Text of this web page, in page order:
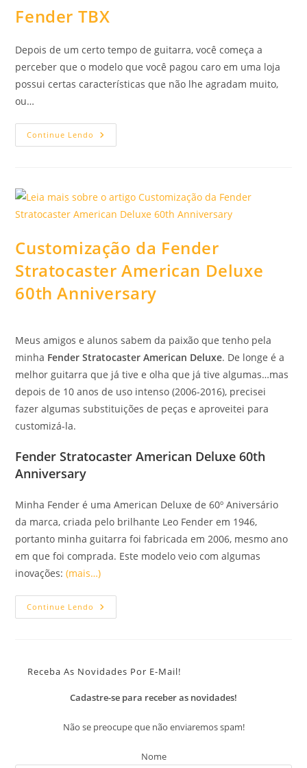
Fender TBX
Depois de um certo tempo de guitarra, você começa a
perceber que o modelo que você pagou caro em uma loja
possui certas características que não lhe agradam muito,
ou…
Continue Lendo Fender
TBX
Customização da Fender
Stratocaster American Deluxe
60th Anniversary
Meus amigos e alunos sabem da paixão que tenho pela
minha Fender Stratocaster American Deluxe. De longe é a
melhor guitarra que já tive e olha que já tive algumas…mas
depois de 10 anos de uso intenso (2006-2016), precisei
fazer algumas substituições de peças e aproveitei para
customizá-la.
Fender Stratocaster American Deluxe 60th
Anniversary
Minha Fender é uma American Deluxe de 60º Aniversário
da marca, criada pelo brilhante Leo Fender em 1946,
portanto minha guitarra foi fabricada em 2006, mesmo ano
em que foi comprada. Este modelo veio com algumas
inovações:(mais…)
Continue Lendo Customização
Da
Anniversary
Receba As Novidades Por E-Mail!
Cadastre-se para receber as novidades!
Não se preocupe que não enviaremos spam!
Nome